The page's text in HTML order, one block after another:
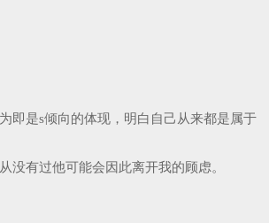
即是s倾向的体现，明白自己从来都是属于
没有过他可能会因此离开我的顾虑。